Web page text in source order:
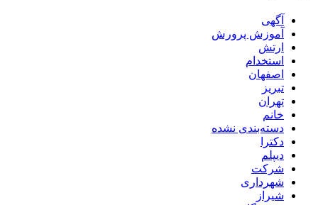
آگهی
آموزش پرورش
ارتش
استخدام
اصفهان
تبریز
تهران
خانم
دسته‌بندی نشده
دکترا
دیپلم
شرکت
شهرداری
شیراز